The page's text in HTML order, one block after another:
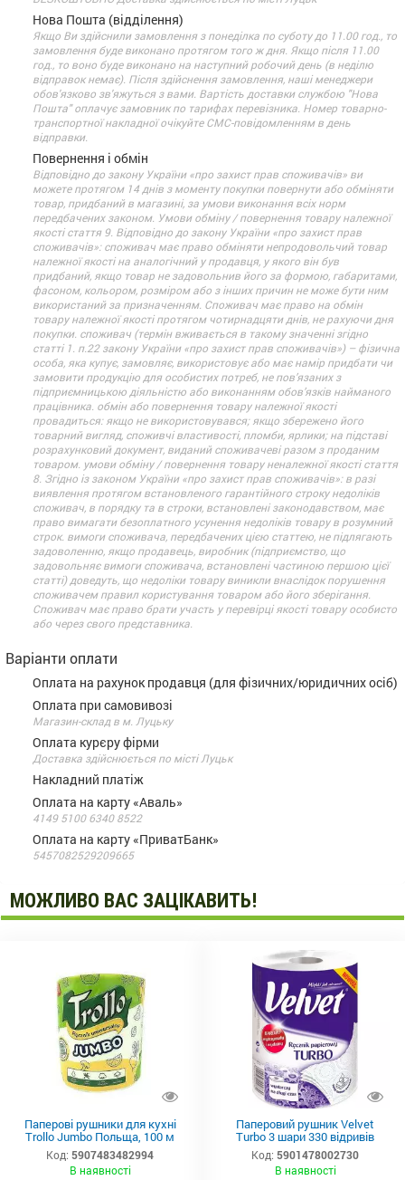
Нова Пошта (відділення)
Якщо Ви здійснили замовлення з понеділка по суботу до 11.00 год., то
замовлення буде виконано протягом того ж дня. Якщо після 11.00
год., то воно буде виконано на наступний робочий день (в неділю
відправок немає). Після здійснення замовлення, наші менеджери
обов'язково зв'яжуться з вами. Вартість доставки службою "Нова
Пошта" оплачує замовник по тарифах перевізника. Номер товарно-
транспортної накладної очікуйте СМС-повідомленням в день
відправки.
Повернення і обмін
Відповідно до закону України «про захист прав споживачів» ви
можете протягом 14 днів з моменту покупки повернути або обміняти
товар, придбаний в магазині, за умови виконання всіх норм
передбачених законом. Умови обміну / повернення товару належної
якості стаття 9. Відповідно до закону України «про захист прав
споживачів»: споживач має право обміняти непродовольчий товар
належної якості на аналогічний у продавця, у якого він був
придбаний, якщо товар не задовольнив його за формою, габаритами,
фасоном, кольором, розміром або з інших причин не може бути ним
використаний за призначенням. Споживач має право на обмін
товару належної якості протягом чотирнадцяти днів, не рахуючи дня
покупки. споживач (термін вживається в такому значенні згідно
статті 1. п.22 закону України «про захист прав споживачів») – фізична
особа, яка купує, замовляє, використовує або має намір придбати чи
замовити продукцію для особистих потреб, не пов’язаних з
підприємницькою діяльністю або виконанням обов’язків найманого
працівника. обмін або повернення товару належної якості
провадиться: якщо не використовувався; якщо збережено його
товарний вигляд, споживчі властивості, пломби, ярлики; на підставі
розрахунковий документ, виданий споживачеві разом з проданим
товаром. умови обміну / повернення товару неналежної якості стаття
8. Згідно із законом України «про захист прав споживачів»: в разі
виявлення протягом встановленого гарантійного строку недоліків
споживач, в порядку та в строки, встановлені законодавством, має
право вимагати безоплатного усунення недоліків товару в розумний
строк. вимоги споживача, передбачених цією статтею, не підлягають
задоволенню, якщо продавець, виробник (підприємство, що
задовольняє вимоги споживача, встановлені частиною першою цієї
статті) доведуть, що недоліки товару виникли внаслідок порушення
споживачем правил користування товаром або його зберігання.
Споживач має право брати участь у перевірці якості товару особисто
або через свого представника.
Варіанти оплати
Оплата на рахунок продавця (для фізичних/юридичних осіб)
Оплата при самовивозі
Магазин-склад в м. Луцьку
Оплата курєру фірми
Доставка здійснюється по місті Луцьк
Накладний платіж
Оплата на карту «Аваль»
4149 5100 6340 8522
Оплата на карту «ПриватБанк»
5457082529209665
МОЖЛИВО ВАС ЗАЦІКАВИТЬ!
Паперові рушники для кухні
Trollo Jumbo Польща, 100 м
Код: 5907483482994
В наявності
Паперовий рушник Velvet
Turbo 3 шари 330 відривів
Код: 5901478002730
В наявності